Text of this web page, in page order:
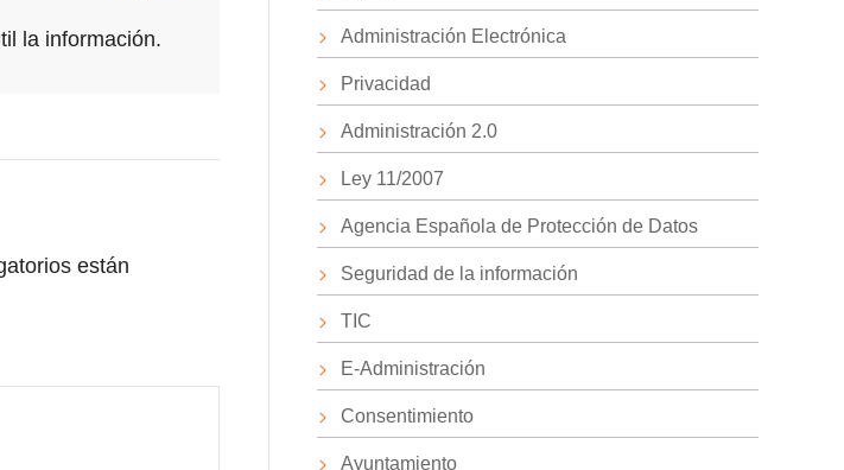
la información.
están
Administración Electrónica
Privacidad
Administración 2.0
Ley 11/2007
Agencia Española de Protección de Datos
Seguridad de la información
TIC
E-Administración
Consentimiento
Ayuntamiento